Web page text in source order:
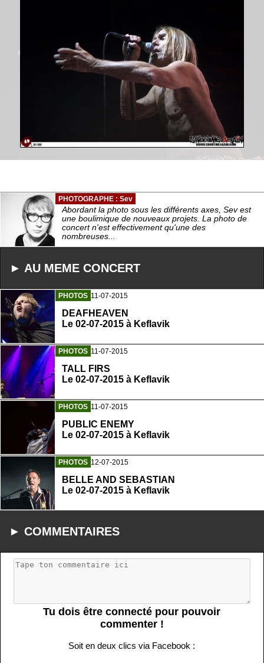
PHOTOGRAPHE : Sev
Abordant la photo sous les différents axes, Sev est
une boulimique de nouveaux projets. La photo de
concert n'est effectivement qu'une des
nombreuses...
► AU MEME CONCERT
PHOTOS 11-07-2015
DEAFHEAVEN
Le 02-07-2015 à Keflavik
PHOTOS 11-07-2015
TALL FIRS
Le 02-07-2015 à Keflavik
PHOTOS 11-07-2015
PUBLIC ENEMY
Le 02-07-2015 à Keflavik
PHOTOS 12-07-2015
BELLE AND SEBASTIAN
Le 02-07-2015 à Keflavik
► COMMENTAIRES
Tu dois être connecté pour pouvoir
commenter !
Soit en deux clics via Facebook :